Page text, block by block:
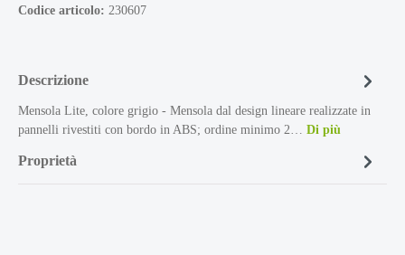
Codice articolo: 230607
Descrizione
Mensola Lite, colore grigio - Mensola dal design lineare realizzate in
pannelli rivestiti con bordo in ABS; ordine minimo 2… Di più
Proprietà